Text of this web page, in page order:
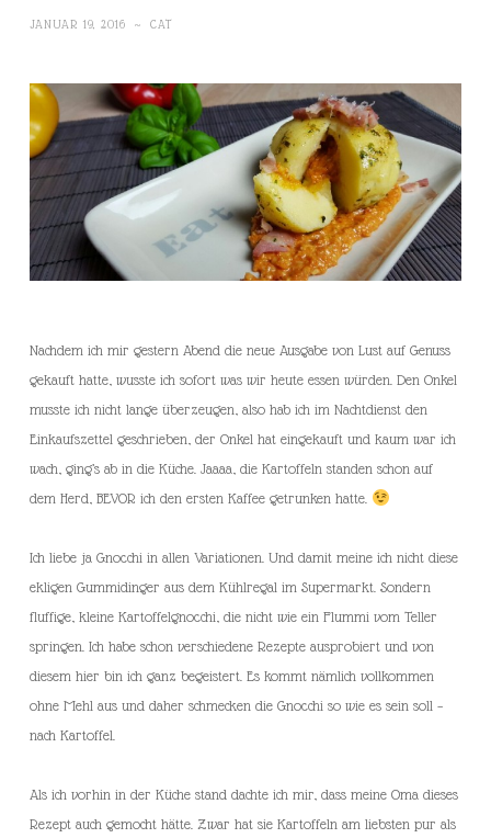
JANUAR 19, 2016 ~ CAT
Nachdem ich mir gestern Abend die neue Ausgabe von Lust auf Genuss
gekauft hatte, wusste ich sofort was wir heute essen würden. Den Onkel
musste ich nicht lange überzeugen, also hab ich im Nachtdienst den
Einkaufszettel geschrieben, der Onkel hat eingekauft und kaum war ich
wach, ging’s ab in die Küche. Jaaaa, die Kartoffeln standen schon auf
dem Herd, BEVOR ich den ersten Kaffee getrunken hatte.
Ich liebe ja Gnocchi in allen Variationen. Und damit meine ich nicht diese
ekligen Gummidinger aus dem Kühlregal im Supermarkt. Sondern
fluffige, kleine Kartoffelgnocchi, die nicht wie ein Flummi vom Teller
springen. Ich habe schon verschiedene Rezepte ausprobiert und von
diesem hier bin ich ganz begeistert. Es kommt nämlich vollkommen
ohne Mehl aus und daher schmecken die Gnocchi so wie es sein soll –
nach Kartoffel.
Als ich vorhin in der Küche stand dachte ich mir, dass meine Oma dieses
Rezept auch gemocht hätte. Zwar hat sie Kartoffeln am liebsten pur als